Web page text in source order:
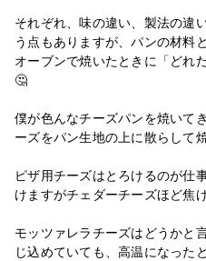
それぞれ、味の違い、製法の違
う点もありますが、パンの材料
オーブンで焼いたときに「どれ
🤔
僕が色んなチーズパンを焼いて
ーズをパン生地の上に散らして
ピザ用チーズはとろけるのが仕
けますがチェダーチーズほど焦
モッツァレラチーズはどうかと
じ込めていても、高温になった